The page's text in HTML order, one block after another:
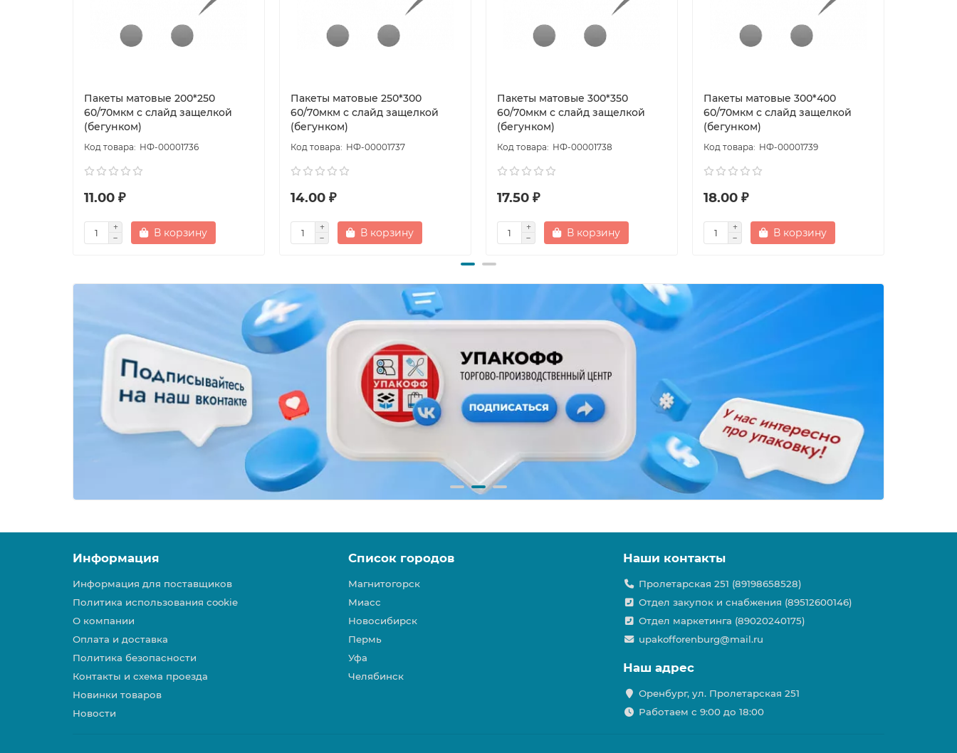
Пакеты матовые 200*250
60/70мкм с слайд защелкой
(бегунком)
НФ-00001736
11.00 ₽
В корзину
Пакеты матовые 250*300
60/70мкм с слайд защелкой
(бегунком)
НФ-00001737
14.00 ₽
В корзину
Пакеты матовые 300*350
60/70мкм с слайд защелкой
(бегунком)
НФ-00001738
17.50 ₽
В корзину
Пакеты матовые 300*400
60/70мкм с слайд защелкой
(бегунком)
НФ-00001739
18.00 ₽
В корзину
Информация
Информация для поставщиков
Политика использования cookie
О компании
Оплата и доставка
Политика безопасности
Контакты и схема проезда
Новинки товаров
Новости
Список городов
Магнитогорск
Миасс
Новосибирск
Пермь
Уфа
Челябинск
Наши контакты
Пролетарская 251 (89198658528)
Отдел закупок и снабжения (89512600146)
Отдел маркетинга (89020240175)
upakofforenburg@mail.ru
Наш адрес
Оренбург, ул. Пролетарская 251
Работаем с 9:00 до 18:00